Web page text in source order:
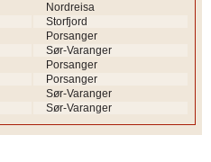
Nordreisa
Storfjord
Porsanger
Sør-Varanger
Porsanger
Porsanger
Sør-Varanger
Sør-Varanger